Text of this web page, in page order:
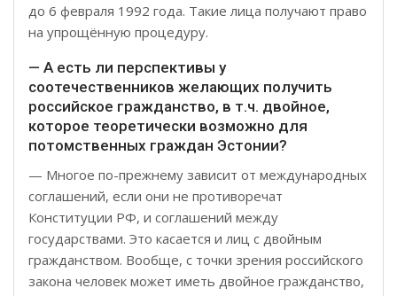
до 6 февраля 1992 года. Такие лица получают право
на упрощённую процедуру.
— А есть ли перспективы у
соотечественников желающих получить
российское гражданство, в т.ч. двойное,
которое теоретически возможно для
потомственных граждан Эстонии?
— Многое по-прежнему зависит от международных
соглашений, если они не противоречат
Конституции РФ, и соглашений между
государствами. Это касается и лиц с двойным
гражданством. Вообще, с точки зрения российского
закона человек может иметь двойное гражданство,